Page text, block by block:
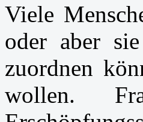
Viele
oder aber
zuordnen
wollen.